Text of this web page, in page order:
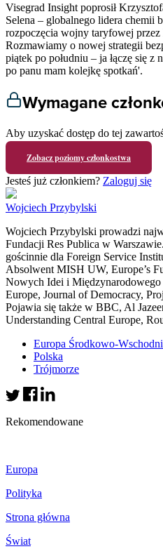
Visegrad Insight poprosił
Selena – globalnego lidera
rozpoczęcia wojny taryfowej przez
Rozmawiamy o nowej strategii
piątek po południu – ja łączę się
po panu mam kolejkę spotkań'.
Wymagane
Aby uzyskać dostęp do tej
Zobacz poziomy członkostwa
Jesteś już członkiem? Zaloguj się
Wojciech Przybylski
Wojciech Przybylski prowadzi
Fundacji Res Publica w
gościnnie dla Foreign Service
Absolwent MISH UW, Europe’s
Nowych Idei i Międzynarodowego
Europe, Journal of Democracy,
Pojawia się także w BBC, Al
Understanding Central Europe,
Europa Środkowo-
Polska
Trójmorze
Rekomendowane
Europa
Polityka
Strona główna
Świat